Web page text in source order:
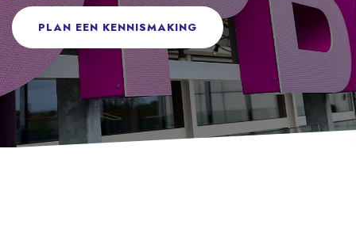
PLAN EEN KENNISMAKING